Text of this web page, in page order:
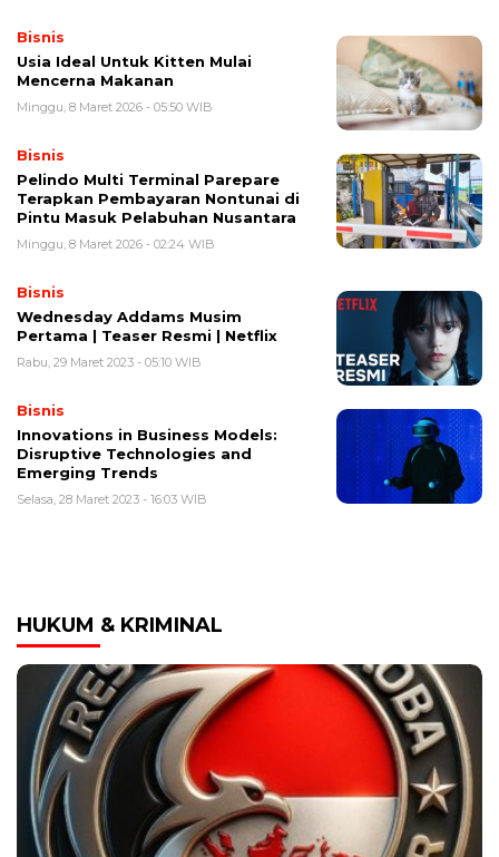
Bisnis
Usia Ideal Untuk Kitten Mulai
Mencerna Makanan
Minggu, 8 Maret 2026 - 05:50 WIB
Bisnis
Pelindo Multi Terminal Parepare
Terapkan Pembayaran Nontunai di
Pintu Masuk Pelabuhan Nusantara
Minggu, 8 Maret 2026 - 02:24 WIB
Bisnis
Wednesday Addams Musim
Pertama | Teaser Resmi | Netflix
Rabu, 29 Maret 2023 - 05:10 WIB
Bisnis
Innovations in Business Models:
Disruptive Technologies and
Emerging Trends
Selasa, 28 Maret 2023 - 16:03 WIB
HUKUM & KRIMINAL